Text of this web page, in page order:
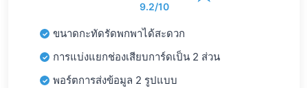
9.2/10
ขนาดกะทัดรัดพกพาได้สะดวก
การแบ่งแยกช่องเสียบการ์ดเป็น 2 ส่วน
พอร์ตการส่งข้อมูล 2 รูปแบบ